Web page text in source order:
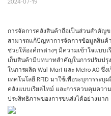
การจัดการคลังสินค้าถือเป็นส่วนสำคัญข
สามารถแก้ปัญหาการจัดการข้อมูลสินค้
ช่วยให้องค์กรต่างๆ มีความเข้าใจแบบ
เก็บสินค้ามีบทบาทสำคัญในการปรับปรุ
ในการผลิต Wal Mart และ Metro AG
เทคโนโลยี RFID มาใช้เพื่อระบุการระ
คลังแบบเรียลไทม์ และการควบคุมคว
ประสิทธิภาพของการขนส่งได้อย่างมาก